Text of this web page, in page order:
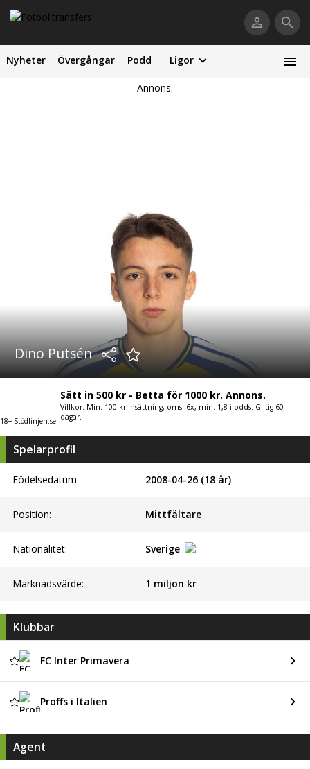
Nyheter Övergångar Podd Ligor
Annons:
Dino Putsén
18+ Stödlinjen.se
Sätt in 500 kr - Betta för 1000 kr. Annons.
Villkor: Min. 100 kr insättning, oms. 6x, min. 1,8 i odds. Giltig 60
dagar.
Spelarprofil
Födelsedatum: 2008-04-26 (18 år)
Position: Mittfältare
Nationalitet: Sverige
Marknadsvärde: 1 miljon kr
Klubbar
FC Inter Primavera
Proffs i Italien
Agent